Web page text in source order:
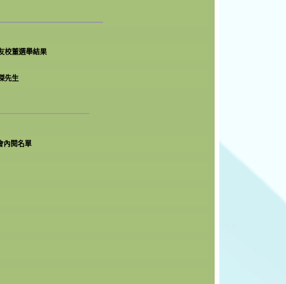
校董選舉結果
先生
內閱名單